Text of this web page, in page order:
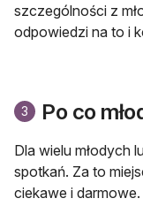
szczególności z
odpowiedzi na to i
3 Po co
Dla wielu młodych
spotkań. Za to
ciekawe i